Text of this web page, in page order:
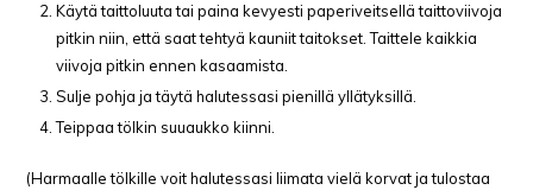
Käytä taittoluuta tai paina kevyesti paperiveitsellä taittoviivoja
pitkin niin, että saat tehtyä kauniit taitokset. Taittele kaikkia
viivoja pitkin ennen kasaamista.
Sulje pohja ja täytä halutessasi pienillä yllätyksillä.
Teippaa tölkin suuaukko kiinni.
(Harmaalle tölkille voit halutessasi liimata vielä korvat ja tulostaa